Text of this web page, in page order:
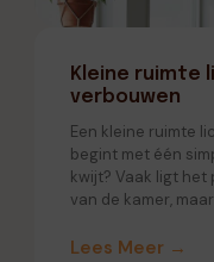
Kleine ruimte
verbouwen
Een kleine ruimte
begint met één
kwijt? Vaak ligt
van de kamer,
Lees Meer →